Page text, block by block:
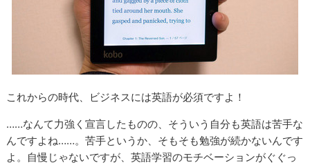
これからの時代、ビジネスには英語が必須ですよ！
……なんて力強く宣言したものの、そういう自分も英語は苦手な
んですよね……。苦手というか、そもそも勉強が続かないんです
よ。自慢じゃないですが、英語学習のモチベーションがぐぐっ